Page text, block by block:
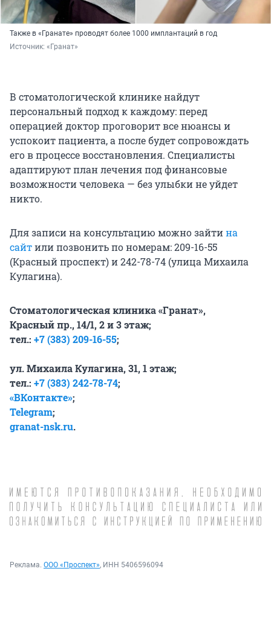
Также в «Гранате» проводят более 1000 имплантаций в год
Источник: «Гранат»
В стоматологической клинике найдут
персональный подход к каждому: перед
операцией доктор проговорит все нюансы и
успокоит пациента, а после будет сопровождать
его в процессе восстановления. Специалисты
адаптируют план лечения под финансовые
возможности человека — без улыбки не уйдет
никто.
Для записи на консультацию можно зайтина
сайтили позвонить по номерам: 209-16-55
(Красный проспект) и 242-78-74 (улица Михаила
Кулагина).
Стоматологическая клиника «Гранат»,
Красный пр., 14/1, 2 и 3 этаж;
тел.: +7 (383) 209-16-55;
ул. Михаила Кулагина, 31, 1 этаж;
тел.: +7 (383) 242-78-74;
«ВКонтакте»;
Telegram;
granat-nsk.ru.
Реклама. ООО «Проспект», ИНН 5406596094